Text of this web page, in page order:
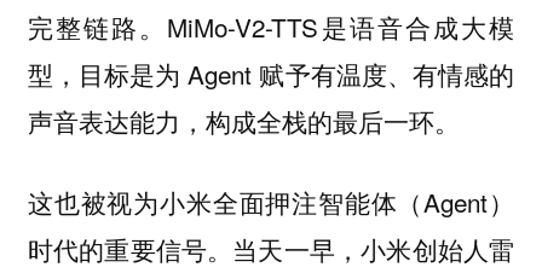
完整链路。MiMo-V2-TTS是语音合成大模
型，目标是为 Agent 赋予有温度、有情感的
声音表达能力，构成全栈的最后一环。
这也被视为小米全面押注智能体（Agent）
时代的重要信号。当天一早，小米创始人雷